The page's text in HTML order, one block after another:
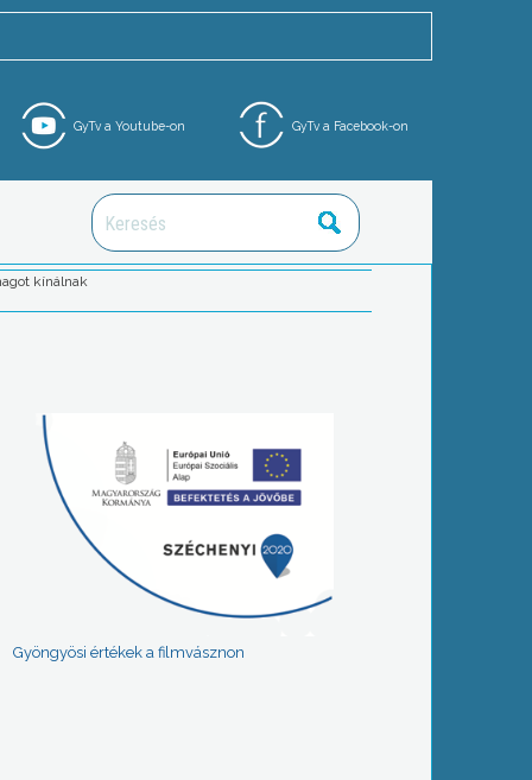
GyTv a Facebook-on
GyTv a Youtube-on
kínálnak
Gyöngyösi értékek a filmvásznon